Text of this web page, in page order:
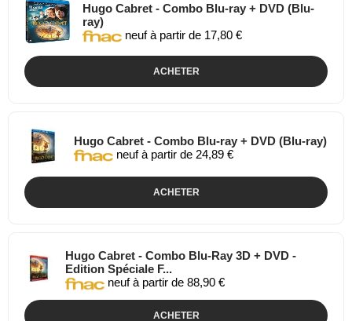
Hugo Cabret - Combo Blu-ray + DVD (Blu-
ray)
neuf à partir de 17,80 €
ACHETER
Hugo Cabret - Combo Blu-ray + DVD (Blu-ray)
neuf à partir de 24,89 €
ACHETER
Hugo Cabret - Combo Blu-Ray 3D + DVD -
Edition Spéciale F...
neuf à partir de 88,90 €
ACHETER